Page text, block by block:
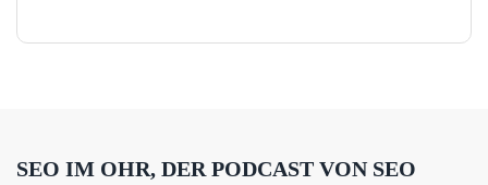
SEO IM OHR, DER PODCAST VON SEO